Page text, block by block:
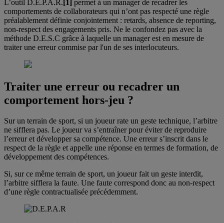
L’outil D.E.P.A.R.[1] permet à un manager de recadrer les
comportements de collaborateurs qui n’ont pas respecté une règle
préalablement définie conjointement : retards, absence de reporting,
non-respect des engagements pris. Ne le confondez pas avec la
méthode D.E.S.C grâce à laquelle un manager est en mesure de
traiter une erreur commise par l'un de ses interlocuteurs.
Traiter une erreur ou recadrer un
comportement hors-jeu ?
Sur un terrain de sport, si un joueur rate un geste technique, l’arbitre
ne sifflera pas. Le joueur va s’entraîner pour éviter de reproduire
l’erreur et développer sa compétence. Une erreur s’inscrit dans le
respect de la règle et appelle une réponse en termes de formation, de
développement des compétences.
Si, sur ce même terrain de sport, un joueur fait un geste interdit,
l’arbitre sifflera la faute. Une faute correspond donc au non-respect
d’une règle contractualisée précédemment.